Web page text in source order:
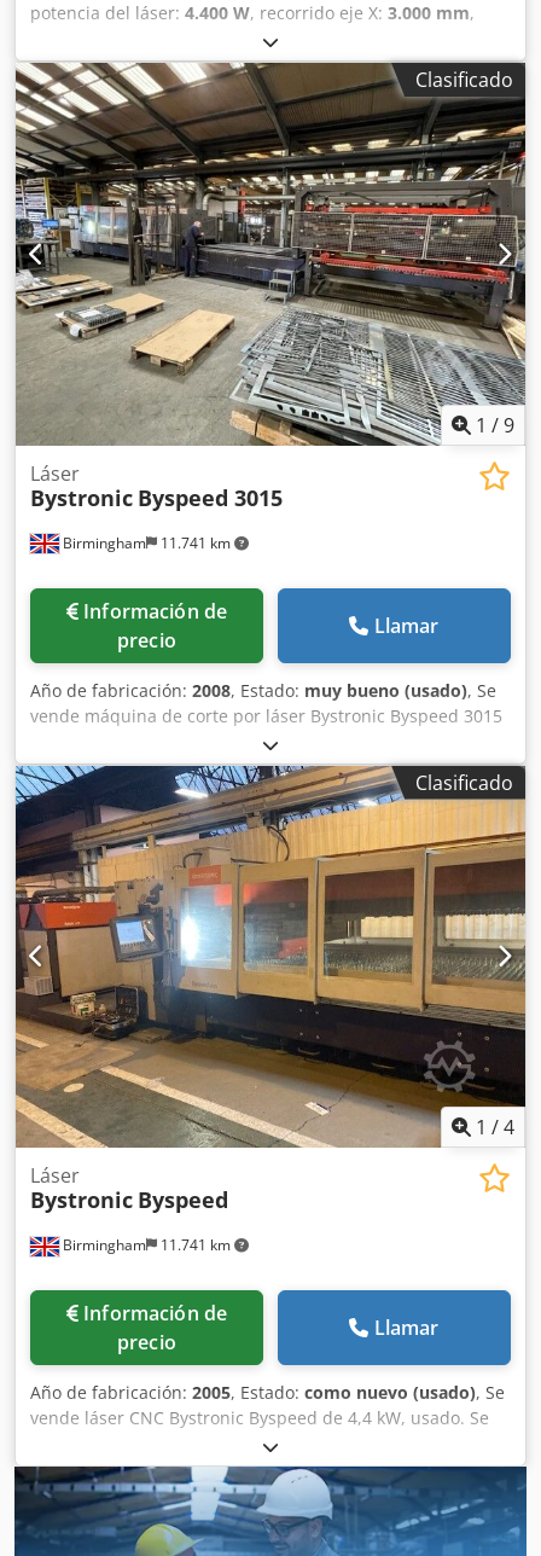
potencia del láser: 4.400 W, recorrido eje X: 3.000 mm,
1.500 mm, número de ejes:
máquina Bystronic BySpeed 3015 de 3 ejes se fabricó en
2006. Cuenta con un potente resonador de CO₂ de 4,4 kW y
admite chapas de un tamaño máximo de 3000 x 1500 mm.
La máquina incluye 20 posiciones de palé para un
funcionamiento eficiente. Si busca obtener capacidades de
corte por láser de alta calidad, considere la máquina de
corte por láser de CO₂ Bystronic BySpeed 3015 que
tenemos a la venta. Póngase en contacto con nosotros para
obtener más detalles. Djdpfxszl D N Dj Amhekr
Clasificado
1 /9
Birmingham 11.741 km
Láser
Bystronic Byspeed 3015
Información de
precio
Llamar
Año de fabricación: 2008, Estado: muy bueno (usado), Se
vende máquina de corte por láser Bystronic Byspeed 3015
cnc usada, totalmente revisada y en buen estado Byspeed
3015 5.2kw - mantenida cada 6 meses con Bystronic bajo
contrato de servicio Instalado nuevo/año: 2008 Fabricante:
Bystronic Bystronic Modelo: Byspeed 3015 Tamaño de la
hoja: 3metros x 1,5metros / 3000mm x 1500mm Potencia
del láser: 5,2kw / 5200 vatios Automatización con Bytrans
3015 para la carga y descarga automática de pliegos
"producción a la luz". Djdpfxsp Eb R Us Amhekr Año: 2008
Estado: buen estado de funcionamiento Información más
reciente: Renovación completa en el resonador hace 18
meses llevada a cabo por Bystronic uk, que consiste en:
Nuevo turbo 2016 / turbina y cristalería Nueva bomba de
vacío instalada (2022) Entrega, instalación y formación
disponible
Clasificado
1 /4
Birmingham 11.741 km
Láser
Bystronic Byspeed
Información de
precio
Llamar
Año de fabricación: 2005, Estado: como nuevo (usado), Se
vende láser CNC Bystronic Byspeed de 4,4 kW, usado. Se
venden láseres Bystronic de 4,4 kW, usados. VÍDEO A
CONTINUACIÓN: Byspeed 3015, 4,4 kW Fecha de
instalación/año: 2005 Dsdpfoibigajx Amhokr Fabricante:
Bystronic Modelo: Byspeed 3015 Tamaño de la lámina: 3
metros x 1,5 metros / 3000 mm x 1500 mm Potencia del